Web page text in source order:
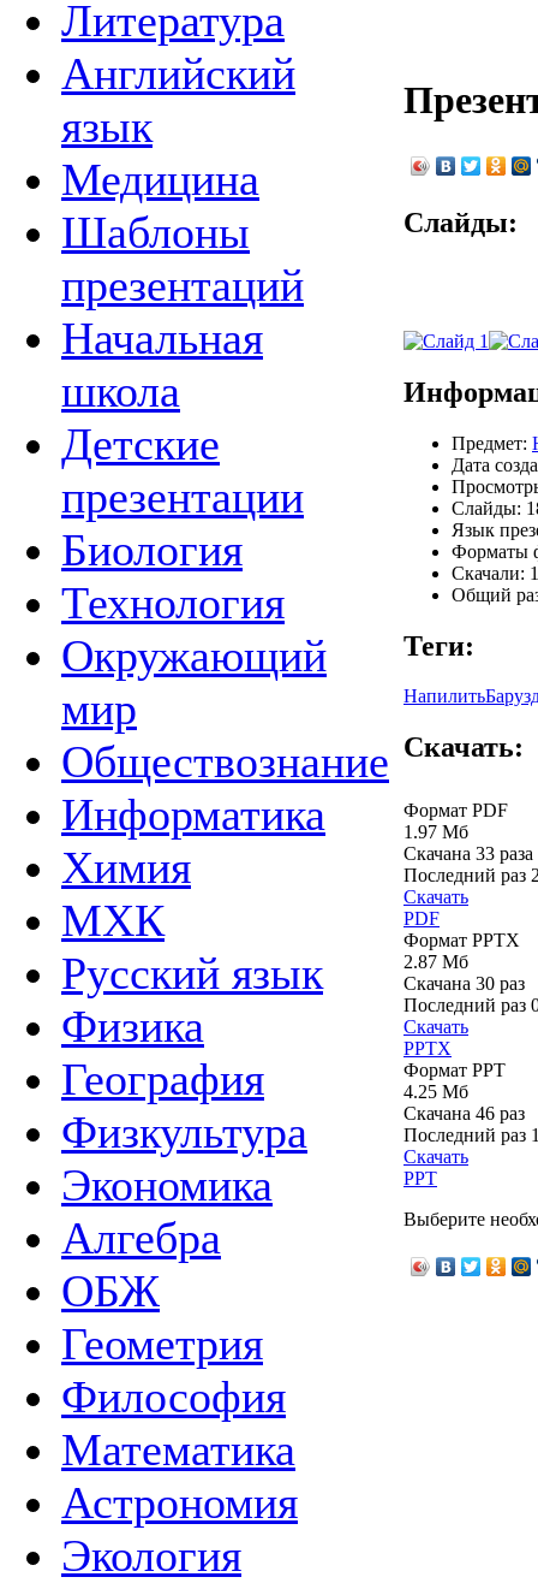
Литература
Английский
язык
Медицина
Шаблоны
презентаций
Начальная
школа
Детские
презентации
Биология
Технология
Окружающий
мир
Обществознание
Информатика
Химия
МХК
Русский язык
Физика
География
Физкультура
Экономика
Алгебра
ОБЖ
Геометрия
Философия
Математика
Астрономия
Экология
Слайды:
Предмет:
Дата
Слайды:
Язык
Форматы
Скачали:
Общий
Теги:
Напилить
Скачать:
Формат PDF
1.97 Мб
Скачана 33 раза
Последний раз
Скачать
PDF
Формат PPTX
2.87 Мб
Скачана 30 раз
Последний раз
Скачать
PPTX
Формат PPT
4.25 Мб
Скачана 46 раз
Последний раз
Скачать
PPT
Выберите